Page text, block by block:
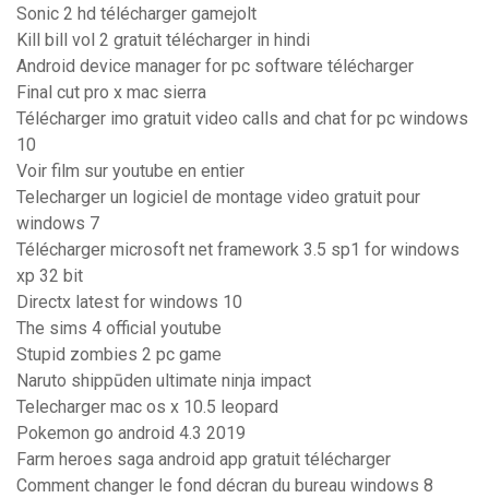
Sonic 2 hd télécharger gamejolt
Kill bill vol 2 gratuit télécharger in hindi
Android device manager for pc software télécharger
Final cut pro x mac sierra
Télécharger imo gratuit video calls and chat for pc windows
10
Voir film sur youtube en entier
Telecharger un logiciel de montage video gratuit pour
windows 7
Télécharger microsoft net framework 3.5 sp1 for windows
xp 32 bit
Directx latest for windows 10
The sims 4 official youtube
Stupid zombies 2 pc game
Naruto shippūden ultimate ninja impact
Telecharger mac os x 10.5 leopard
Pokemon go android 4.3 2019
Farm heroes saga android app gratuit télécharger
Comment changer le fond décran du bureau windows 8